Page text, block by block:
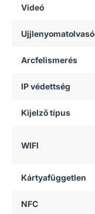
Videó
Ujjlenyomatolvasó
Arcfelismerés
IP védettség
Kijelző típus
WIFI
Kártyafüggetlen
NFC